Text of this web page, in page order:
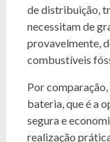
de distribuição,
necessitam de
provavelmente,
combustíveis
Por
bateria, que é a
segura e
realização